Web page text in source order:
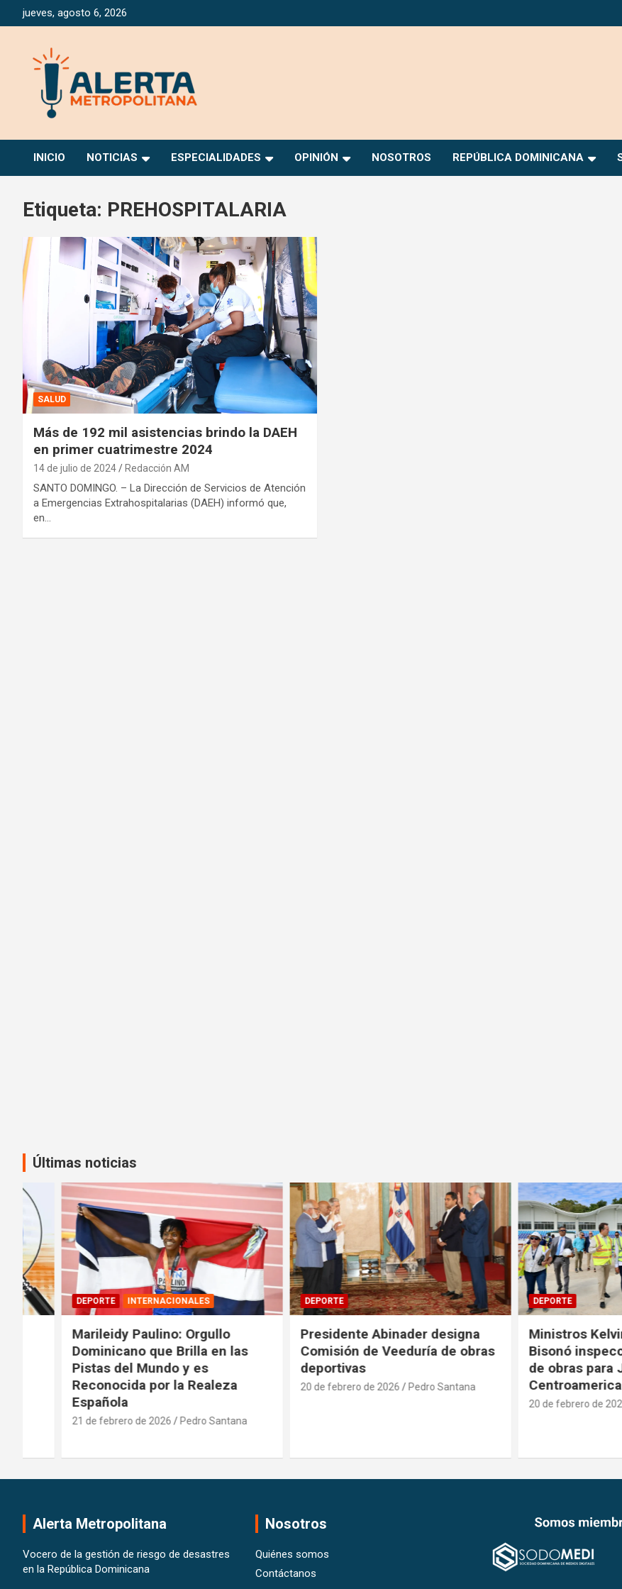
Saltarjueves, agosto 6, 2026
Alerta Metropolitana
INICIO NOTICIAS ESPECIALIDADES OPINIÓN NOSOTROS REPÚBLICA DOMINICANA
Etiqueta: PREHOSPITALARIA
SALUD
Más de 192 mil asistencias brindo la DAEH
en primer cuatrimestre 2024
14 de julio de 2024 Redacción AM
SANTO DOMINGO. – La Dirección de Servicios de Atención
a Emergencias Extrahospitalarias (DAEH) informó que,
en…
Últimas noticias
DEPORTE INTERNACIONALES
Marileidy Paulino: Orgullo
Dominicano que Brilla en las
Pistas del Mundo y es
Reconocida por la Realeza
Española
21 de febrero de 2026 Pedro Santana
DEPORTE
Presidente Abinader designa
Comisión de Veeduría de obras
deportivas
20 de febrero de 2026 Pedro Santana
DEPORTE
Ministros Kelvin
Bisonó
de obras para
Centroamericanos
20 de febrero de 2026
Alerta Metropolitana
Vocero de la gestión de riesgo de desastres
en la República Dominicana
Nosotros
Quiénes somos
Contáctanos